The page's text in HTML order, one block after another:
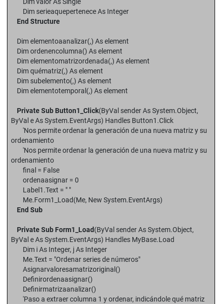
Dim serieaquepertenece As Integer
End Structure
Dim elementoaanalizar(,) As element
Dim ordenencolumna() As element
Dim elementomatrizordenada(,) As element
Dim quématriz(,) As element
Dim subelemento(,) As element
Dim elementotemporal(,) As element
Private Sub Button1_Click(ByVal sender As System.Object,
ByVal e As System.EventArgs) Handles Button1.Click
'Nos permite ordenar la generación de una nueva matriz y su
ordenamiento
'Nos permite ordenar la generación de una nueva matriz y su
ordenamiento
final = False
ordenaasignar = 0
Label1.Text = " "
Me.Form1_Load(Me, New System.EventArgs)
End Sub
Private Sub Form1_Load (ByVal sender As System.Object,
ByVal e As System.EventArgs) Handles MyBase.Load
Dim i As Integer, j As Integer
Me.Text = "Ordenar series de números"
Asignarvaloresamatrizoriginal()
Definirordenaasignar()
Definirmatrizaanalizar()
'Paso a extraer columna 1 y ordenar, indicándole qué matriz